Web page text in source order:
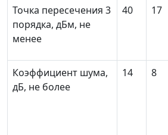
Точка пересечения 3
порядка, дБм, не
менее
40 17
Коэффициент шума,
дБ, не более
14 8